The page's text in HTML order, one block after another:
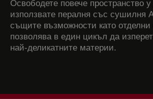
Освободете повече пространство
използвате пералня със сушилня
същите възможности като
позволява в един цикъл да
най-деликатните материи.